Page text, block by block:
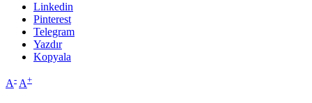
Linkedin
Pinterest
Telegram
Yazdır
Kopyala
A- A+